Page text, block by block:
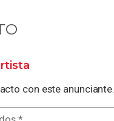
con este anunciante.